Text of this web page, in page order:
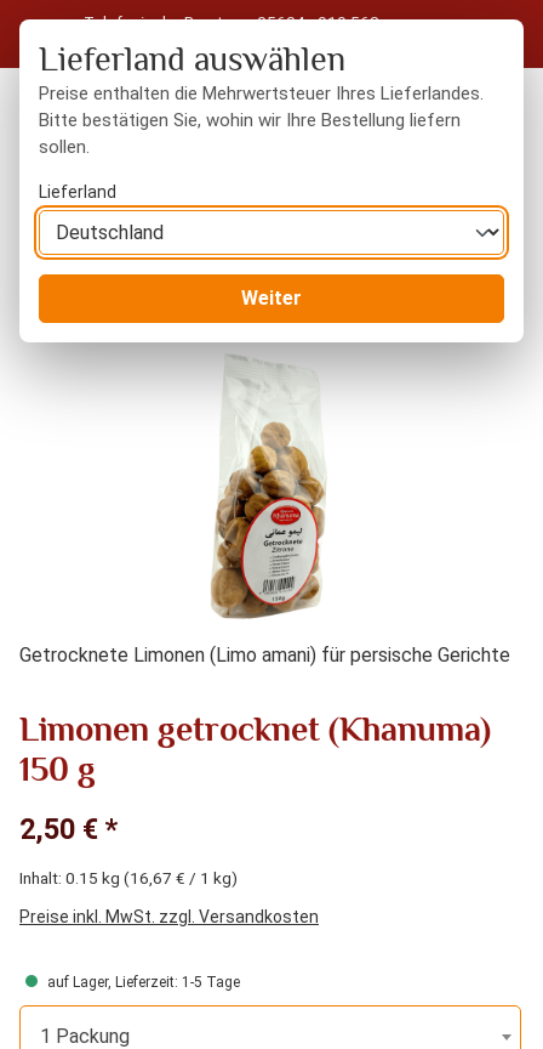
Zum Hauptinhalt springen
Telefonische Beratung: 05604 - 919 563
Kostenloser Versand in Deutschland ab 50 € Warenwert
Bildergalerie überspringen
Getrocknete Limonen (Limo amani) für persische Gerichte
Limonen getrocknet (Khanuma)
150 g
2,50 € *
Inhalt: 0.15 kg (16,67 € / 1 kg)
Preise inkl. MwSt. zzgl. Versandkosten
auf Lager, Lieferzeit: 1-5 Tage
1 Packung
Lieferland auswählen
Preise enthalten die Mehrwertsteuer Ihres Lieferlandes.
Bitte bestätigen Sie, wohin wir Ihre Bestellung liefern
sollen.
Lieferland
Weiter